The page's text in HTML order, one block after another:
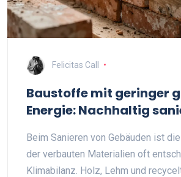
Felicitas Call
Baustoffe mit geringer
Energie: Nachhaltig
Beim Sanieren von Gebäuden ist
der verbauten Materialien oft
Klimabilanz. Holz, Lehm und